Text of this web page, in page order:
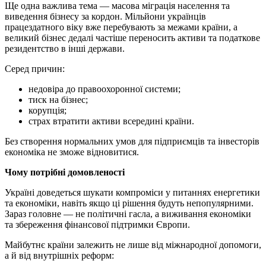
Ще одна важлива тема — масова міграція населення та
виведення бізнесу за кордон. Мільйони українців
працездатного віку вже перебувають за межами країни, а
великий бізнес дедалі частіше переносить активи та податкове
резидентство в інші держави.
Серед причин:
недовіра до правоохоронної системи;
тиск на бізнес;
корупція;
страх втратити активи всередині країни.
Без створення нормальних умов для підприємців та інвесторів
економіка не зможе відновитися.
Чому потрібні домовленості
Україні доведеться шукати компроміси у питаннях енергетики
та економіки, навіть якщо ці рішення будуть непопулярними.
Зараз головне — не політичні гасла, а виживання економіки
та збереження фінансової підтримки Європи.
Майбутнє країни залежить не лише від міжнародної допомоги,
а й від внутрішніх реформ: